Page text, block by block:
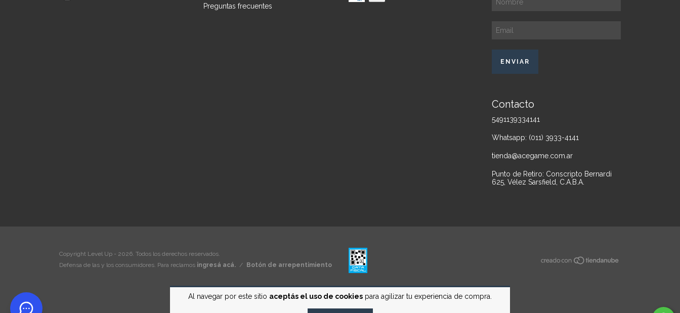
Al navegar por este sitio aceptás el uso de cookies para agilizar tu experiencia de compra.
Preguntas frecuentes
Contacto
5491139334141
Whatsapp: (011) 3933-4141
tienda@acegame.com.ar
Punto de Retiro: Conscripto Bernardi
625, Vélez Sarsfield, C.A.B.A.
Copyright Level Up - 2026. Todos los derechos reservados.
Defensa de las y los consumidores. Para reclamos ingresá acá. / Botón de arrepentimiento